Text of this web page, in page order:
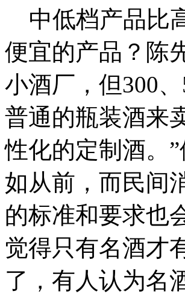
中低档产品比
便宜的产品？陈
小酒厂，但300
普通的瓶装酒来
性化的定制酒。
如从前，而民间
的标准和要求也
觉得只有名酒才
了，有人认为名